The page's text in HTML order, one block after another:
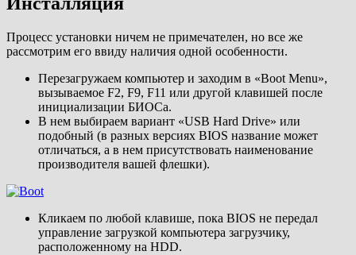
Процесс установки ничем не примечателен, но все же
рассмотрим его ввиду наличия одной особенности.
Перезагружаем компьютер и заходим в «Boot Menu»,
вызываемое F2, F9, F11 или другой клавишей после
инициализации БИОСа.
В нем выбираем вариант «USB Hard Drive» или
подобный (в разных версиях BIOS название может
отличаться, а в нем присутствовать наименование
производителя вашей флешки).
Кликаем по любой клавише, пока BIOS не передал
управление загрузкой компьютера загрузчику,
расположенному на HDD.